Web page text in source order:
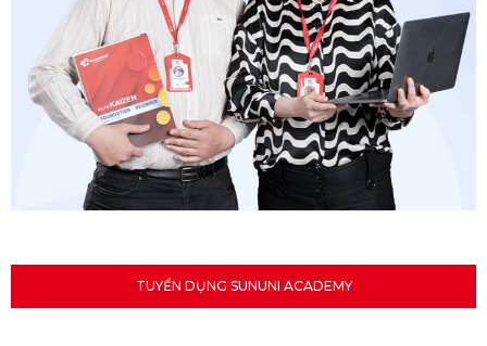
TUYỂN DỤNG SUNUNI ACADEMY